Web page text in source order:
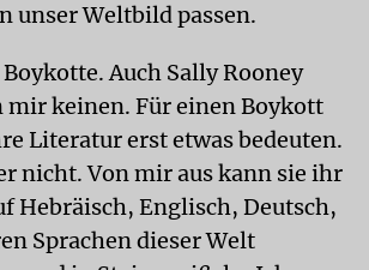
unser Weltbild passen.
Auch Sally Rooney
mir keinen. Für einen Boykott
Literatur erst etwas bedeuten.
nicht. Von mir aus kann sie ihr
Hebräisch, Englisch, Deutsch,
Sprachen dieser Welt